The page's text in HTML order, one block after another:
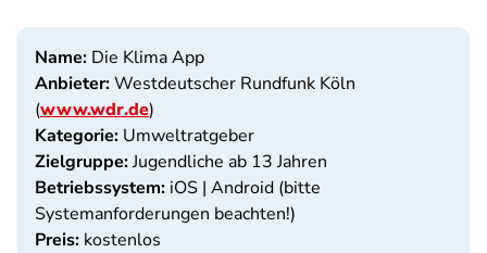
Name: Die Klima App
Anbieter:Westdeutscher Rundfunk Köln
(www.wdr.de)
Kategorie: Umweltratgeber
Zielgruppe:Jugendliche ab 13 Jahren
Betriebssystem: iOS | Android (bitte
Systemanforderungen beachten!)
Preis: kostenlos